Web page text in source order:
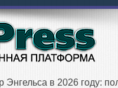
Энгельса в 2026 году: